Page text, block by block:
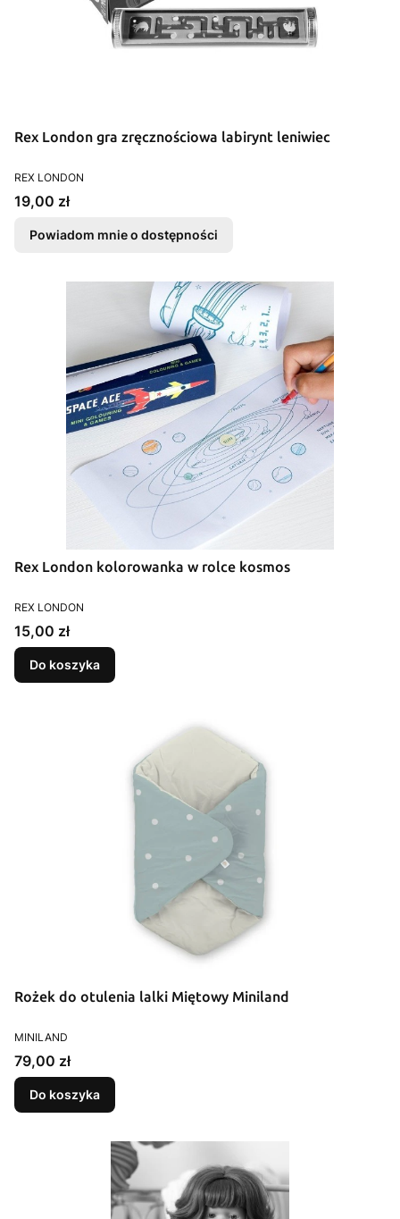
Rex London gra zręcznościowa labirynt leniwiec
PRODUCENT
REX LONDON
Cena
19,00 zł
Powiadom mnie o dostępności
Rex London kolorowanka w rolce kosmos
PRODUCENT
REX LONDON
Cena
15,00 zł
Do koszyka
Rożek do otulenia lalki Miętowy Miniland
PRODUCENT
MINILAND
Cena
79,00 zł
Do koszyka